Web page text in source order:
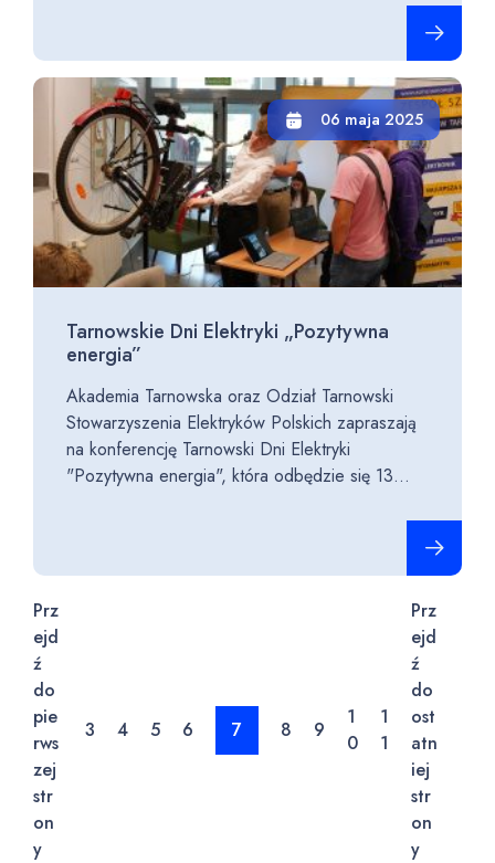
06 maja 2025
Tarnowskie Dni Elektryki „Pozytywna
energia”
Akademia Tarnowska oraz Odział Tarnowski
Stowarzyszenia Elektryków Polskich zapraszają
na konferencję Tarnowski Dni Elektryki
"Pozytywna energia", która odbędzie się 13...
Prz
ejd
ź
do
pie
rws
zej
str
on
y
3 4 5 6 7 8 9
1
0
1
1
Prz
ejd
ź
do
ost
atn
iej
str
on
y